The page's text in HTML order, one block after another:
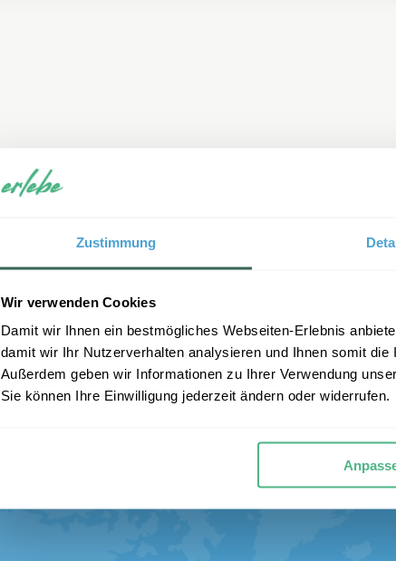
Zustimmung
Wir verwenden Cookies
Damit wir Ihnen ein bestmögliches Webseiten-Erlebnis
damit wir Ihr Nutzerverhalten analysieren und Ihnen somit
Außerdem geben wir Informationen zu Ihrer Verwendung
Sie können Ihre Einwilligung jederzeit ändern oder widerrufen.